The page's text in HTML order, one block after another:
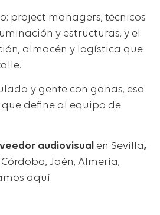
project managers, técnicos
y estructuras, y el
almacén y logística que
y gente con ganas, esa
define al equipo de
audiovisual en Sevilla,
Jaén, Almería,
aquí.